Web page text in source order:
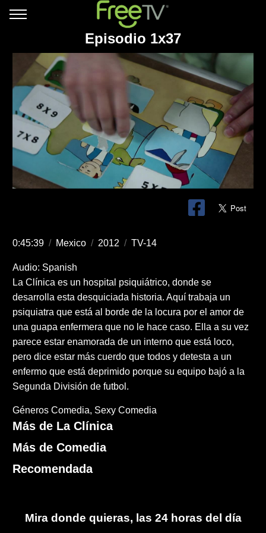
Episodio 1x37
0:45:39 / Mexico / 2012 / TV-14
Audio: Spanish
La Clínica es un hospital psiquiátrico, donde se
desarrolla esta desquiciada historia. Aquí trabaja un
psiquiatra que está al borde de la locura por el amor de
una guapa enfermera que no le hace caso. Ella a su vez
parece estar enamorada de un interno que está loco,
pero dice estar más cuerdo que todos y detesta a un
enfermo que está deprimido porque su equipo bajó a la
Segunda División de futbol.
Géneros Comedia Sexy Comedia
Más de La Clínica
Más de Comedia
Recomendada
Mira donde quieras, las 24 horas del día